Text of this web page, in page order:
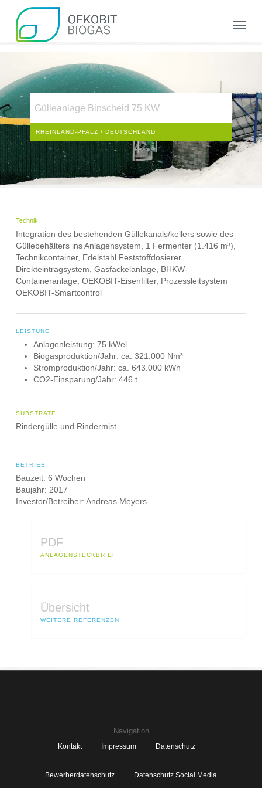
main
content
Menu
Gülleanlage Binscheid 75 KW
RHEINLAND-PFALZ / DEUTSCHLAND
Technik
Integration des bestehenden Güllekanals/kellers sowie des
Güllebehälters ins Anlagensystem, 1 Fermenter (1.416 m³),
Technikcontainer, Edelstahl Feststoffdosierer
Direkteintragsystem, Gasfackelanlage, BHKW-
Containeranlage, OEKOBIT-Eisenfilter, Prozessleitsystem
OEKOBIT-Smartcontrol
LEISTUNG
Anlagenleistung: 75 kWel
Biogasproduktion/Jahr: ca. 321.000 Nm³
Stromproduktion/Jahr: ca. 643.000 kWh
CO2-Einsparung/Jahr: 446 t
SUBSTRATE
Rindergülle und Rindermist
BETRIEB
Bauzeit: 6 Wochen
Baujahr: 2017
Investor/Betreiber: Andreas Meyers
PDF
ANLAGENSTECKBRIEF
Übersicht
WEITERE REFERENZEN
Navigation
Kontakt Impressum Datenschutz
Bewerberdatenschutz Datenschutz Social Media